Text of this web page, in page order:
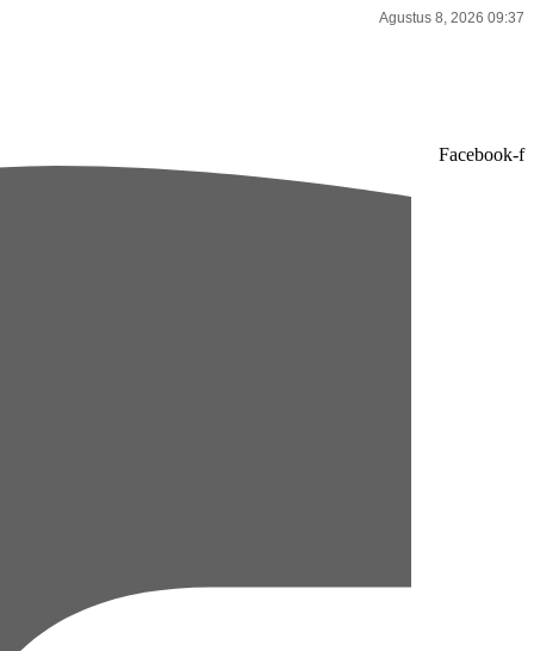
Agustus 8, 2026 09:37
Facebook-f